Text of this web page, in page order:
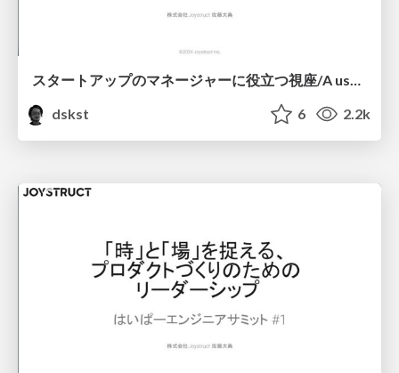
スタートアップのマネージャーに役立つ視座/A useful perspective for startup managers
dskst
6 2.2k